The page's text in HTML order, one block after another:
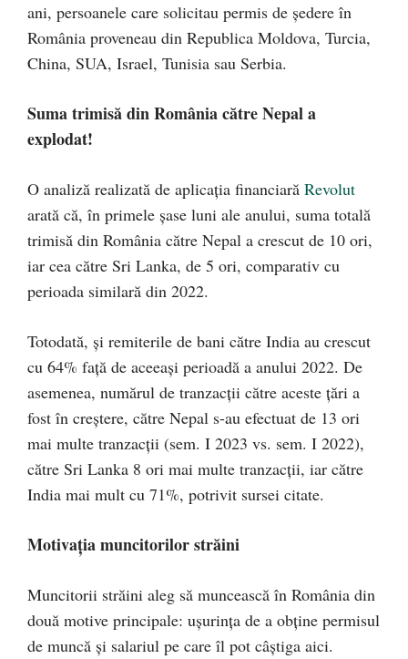
ani, persoanele care solicitau permis de ședere în
România proveneau din Republica Moldova, Turcia,
China, SUA, Israel, Tunisia sau Serbia.
Suma trimisă din România către Nepal a
explodat!
O analiză realizată de aplicația financiară Revolut
arată că, în primele șase luni ale anului, suma totală
trimisă din România către Nepal a crescut de 10 ori,
iar cea către Sri Lanka, de 5 ori, comparativ cu
perioada similară din 2022.
Totodată, și remiterile de bani către India au crescut
cu 64% față de aceeași perioadă a anului 2022. De
asemenea, numărul de tranzacții către aceste țări a
fost în creștere, către Nepal s-au efectuat de 13 ori
mai multe tranzacții (sem. I 2023 vs. sem. I 2022),
către Sri Lanka 8 ori mai multe tranzacții, iar către
India mai mult cu 71%, potrivit sursei citate.
Motivația muncitorilor străini
Muncitorii străini aleg să muncească în România din
două motive principale: ușurința de a obține permisul
de muncă și salariul pe care îl pot câștiga aici.